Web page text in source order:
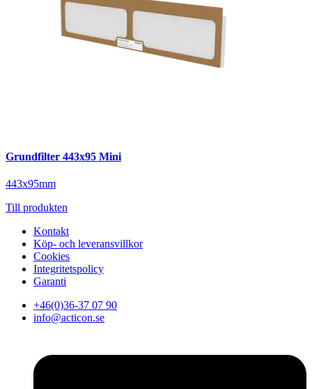
Grundfilter 443x95 Mini
443x95mm
Till produkten
Kontakt
Köp- och leveransvillkor
Cookies
Integritetspolicy
Garanti
+46(0)36-37 07 90
info@acticon.se